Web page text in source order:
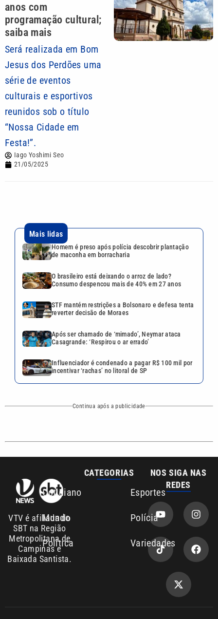
anos com
programação cultural;
saiba mais
Será realizada em Bom
Jesus dos Perdões uma
série de eventos
culturais e esportivos
reunidos sob o título
“Nossa Cidade em
Festa!”.
Iago Yoshimi Seo
21/05/2025
Mais lidas
Homem é preso após polícia descobrir plantação
de maconha em borracharia
O brasileiro está deixando o arroz de lado?
Consumo despencou mais de 40% em 27 anos
STF mantém restrições a Bolsonaro e defesa tenta
reverter decisão de Moraes
Após ser chamado de ‘mimado’, Neymar ataca
Casagrande: ‘Respirou o ar errado’
Influenciador é condenado a pagar R$ 100 mil por
incentivar ‘rachas’ no litoral de SP
Continua após a publicidade
VTV é afiliada do
SBT na Região
Metropolitana de
Campinas e
Baixada Santista.
Esportes
Mundo Polícia
Política Variedades